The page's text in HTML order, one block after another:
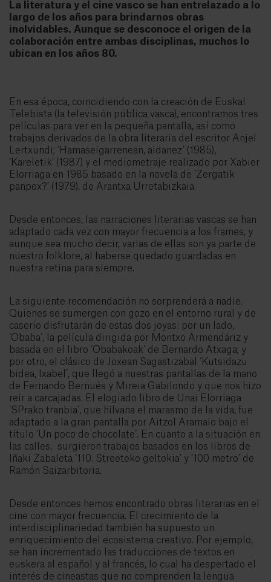
La literatura y el cine vasco se han entrelazado a lo
largo de los años para brindarnos obras
inolvidables. Aunque se desconoce el origen de la
colaboración entre ambas disciplinas, muchos lo
ubican en los años 80.
En esa época, coincidiendo con la creación de Euskal
Telebista (la televisión pública vasca), encontramos tres
películas para ver en la pequeña pantalla, así como
trabajos derivados de la obra literaria del escritor Anjel
Lertxundi; ‘Hamaseigarrenean, aidanez’ (1985),
‘Kareletik’ (1987) y el mediometraje realizado por Xabier
Elorriaga en 1985 basado en la novela de ‘Zergatik
panpox?’ (1979), de Arantxa Urretabizkaia.
Desde entonces, las narraciones literarias vascas se han
adaptado cada vez con mayor frecuencia a los frames, y
aunque sea mucho decir, varias de ellas son ya parte de
nuestro folklore, al haberse quedado guardadas en
nuestra retina para siempre.
La siguiente recomendación no sorprenderá a nadie.
Quienes se sumergen con gozo en el entorno rural y de
caserío disfrutarán de estas dos joyas: por un lado,
‘Obaba’, la película dirigida por Montxo Armendáriz y
basada en el libro ‘Obabakoak’ de Bernardo Atxaga; y
por otro, el clásico de Joxean Sagastizabal ‘Kutsidazu
bidea, Ixabel’, que llegó a nuestras pantallas de la mano
de Fernando Bernués y Mireia Gabilondo y que nos hizo
reír a carcajadas. El elogiado libro de Unai Elorriaga
‘SPrako tranbia’, que hilvana el marasmo de la vida, fue
adaptado a la gran pantalla por Aitzol Aramaio bajo el
título ‘Un poco de chocolate’. En cuanto a la situación en
las calles, surgieron trabajos basados en los libros de
Iñaki Zabaleta ‘110. Streeteko geltokia’ y ‘100 metro’ de
Ramón Saizarbitoria.
Desde entonces hemos encontrado obras literarias en el
cine con mayor frecuencia. El crecimiento de la
interdisciplinariedad también ha supuesto un
enriquecimiento del ecosistema creativo. Por ejemplo,
se han incrementado las traducciones de textos en
euskera al español y al francés, lo cual ha despertado el
interés de cineastas que no comprenden la lengua